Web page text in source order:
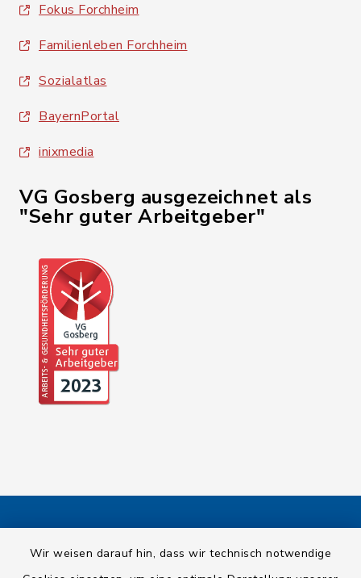
Wir weisen darauf hin, dass wir technisch notwendige
Fokus Forchheim
Familienleben Forchheim
Sozialatlas
BayernPortal
inixmedia
VG Gosberg ausgezeichnet als
"Sehr guter Arbeitgeber"